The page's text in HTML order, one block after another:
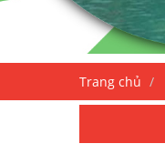
Trang chủ